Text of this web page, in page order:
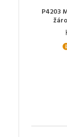
P4203